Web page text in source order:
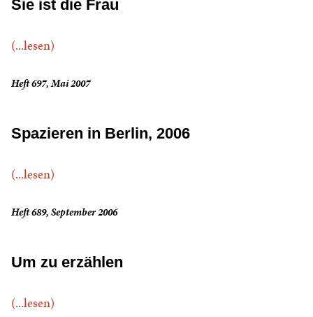
Sie ist die Frau
(...lesen)
Heft 697, Mai 2007
Spazieren in Berlin, 2006
(...lesen)
Heft 689, September 2006
Um zu erzählen
(...lesen)